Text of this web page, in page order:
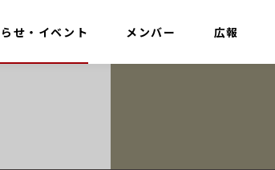
せ・イベント メンバー 広報